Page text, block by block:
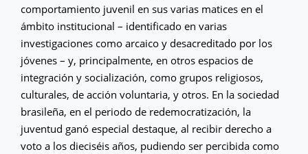
comportamiento juvenil en sus varias matices en el
ámbito institucional – identificado en varias
investigaciones como arcaico y desacreditado por los
jóvenes – y, principalmente, en otros espacios de
integración y socialización, como grupos religiosos,
culturales, de acción voluntaria, y otros. En la sociedad
brasileña, en el periodo de redemocratización, la
juventud ganó especial destaque, al recibir derecho a
voto a los dieciséis años, pudiendo ser percibida como